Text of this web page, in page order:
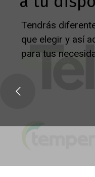
Tendrás
que elegir y así
para tus